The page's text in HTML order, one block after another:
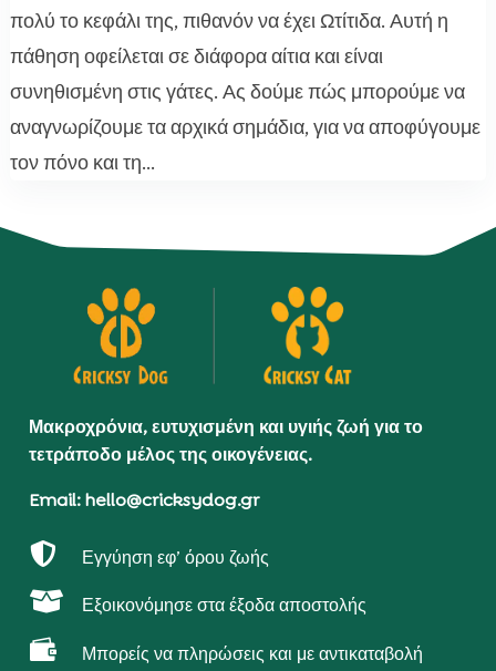
πολύ το κεφάλι της, πιθανόν να έχει Ωτίτιδα. Αυτή η
πάθηση οφείλεται σε διάφορα αίτια και είναι
συνηθισμένη στις γάτες. Ας δούμε πώς μπορούμε να
αναγνωρίζουμε τα αρχικά σημάδια, για να αποφύγουμε
τον πόνο και τη...
Μακροχρόνια, ευτυχισμένη και υγιής ζωή για το
τετράποδο μέλος της οικογένειας.
Email: hello@cricksydog.gr
 Εγγύηση εφ’ όρου ζωής
 Εξοικονόμησε στα έξοδα αποστολής
 Μπορείς να πληρώσεις και με αντικαταβολή